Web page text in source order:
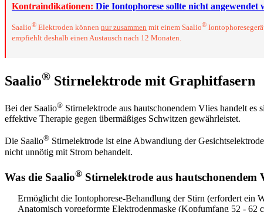
Kontraindikationen: Die Iontophorese sollte nicht angewendet
Saalio® Elektroden können nur zusammen mit einem Saalio®
empfiehlt deshalb einen Austausch nach 12 Monaten.
Saalio® Stirnelektrode mit Graphitfasern
Bei der Saalio® Stirnelektrode aus hautschonendem Vlies handelt
effektive Therapie gegen übermäßiges Schwitzen gewährleistet.
Die Saalio® Stirnelektrode ist eine Abwandlung der
nicht unnötig mit Strom behandelt.
Was die Saalio® Stirnelektrode aus hautschonendem
Ermöglicht die Iontophorese-Behandlung der Stirn (erfordert ein
Anatomisch vorgeformte Elektrodenmaske (Kopfumfang 52 - 62